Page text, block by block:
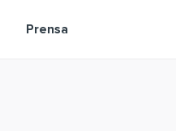
Prensa